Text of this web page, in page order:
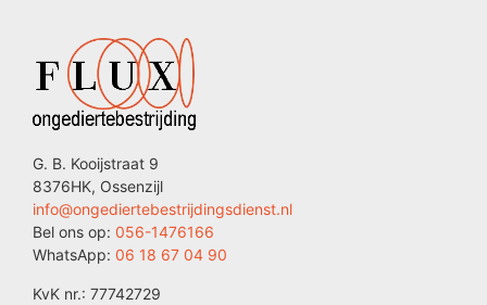
G. B. Kooijstraat 9
8376HK, Ossenzijl
info@ongediertebestrijdingsdienst.nl
Bel ons op: 056-1476166
WhatsApp: 06 18 67 04 90
KvK nr.: 77742729